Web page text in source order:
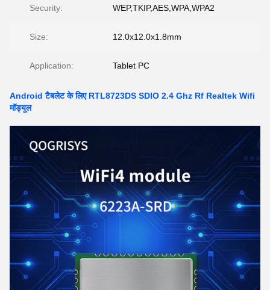
Security: WEP,TKIP,AES,WPA,WPA2
Size: 12.0x12.0x1.8mm
Application: Tablet PC
Android टैबलेट के लिए RTL8723DS SDIO 2.4 Ghz Rf Realtek Wifi
मॉड्यूल